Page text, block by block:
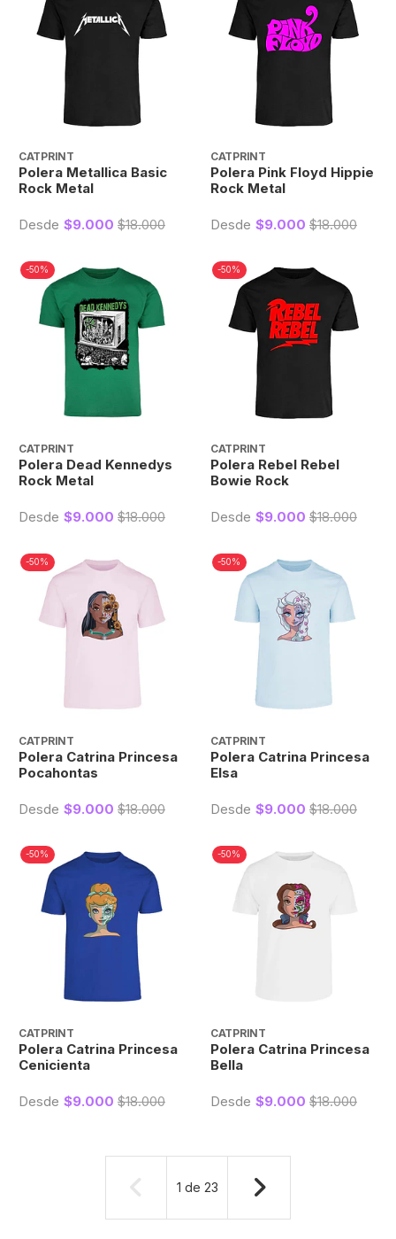
CATPRINT
Polera Metallica Basic
Rock Metal
Desde $9.000 $18.000
CATPRINT
Polera Pink Floyd Hippie
Rock Metal
Desde $9.000 $18.000
-50%
CATPRINT
Polera Dead Kennedys
Rock Metal
Desde $9.000 $18.000
-50%
CATPRINT
Polera Rebel Rebel
Bowie Rock
Desde $9.000 $18.000
-50%
CATPRINT
Polera Catrina Princesa
Pocahontas
Desde $9.000 $18.000
-50%
CATPRINT
Polera Catrina Princesa
Elsa
Desde $9.000 $18.000
-50%
CATPRINT
Polera Catrina Princesa
Cenicienta
Desde $9.000 $18.000
-50%
CATPRINT
Polera Catrina Princesa
Bella
Desde $9.000 $18.000
1 de 23